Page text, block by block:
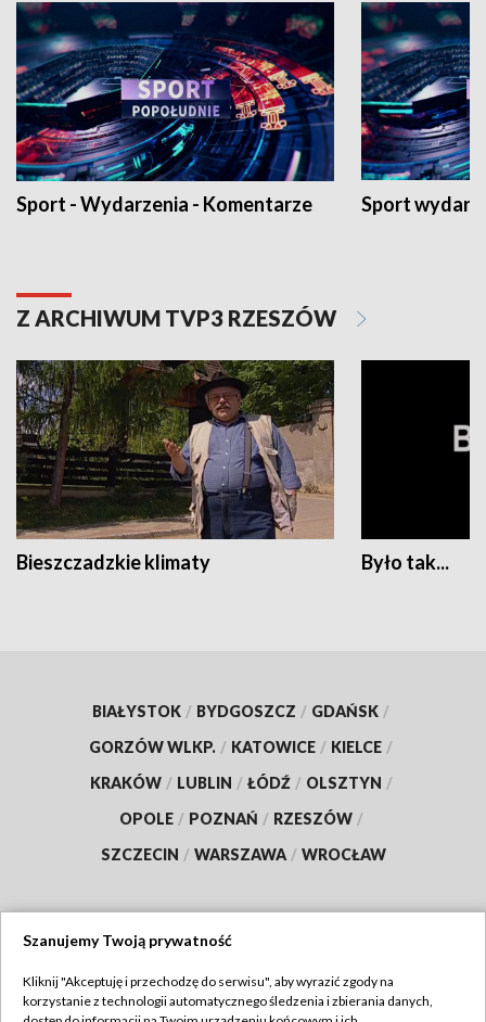
Sport - Wydarzenia - Komentarze Sport
Z ARCHIWUM TVP3 RZESZÓW
Bieszczadzkie klimaty Było tak...
BIAŁYSTOK / BYDGOSZCZ / GDAŃSK /
GORZÓW WLKP. / KATOWICE / KIELCE /
KRAKÓW / LUBLIN / ŁÓDŹ / OLSZTYN /
OPOLE / POZNAŃ / RZESZÓW /
SZCZECIN / WARSZAWA / WROCŁAW
TVP
Szanujemy Twoją prywatność
Kliknij "Akceptuję i przechodzę do serwisu", aby wyrazić zgody na
korzystanie z technologii automatycznego śledzenia i zbierania danych,